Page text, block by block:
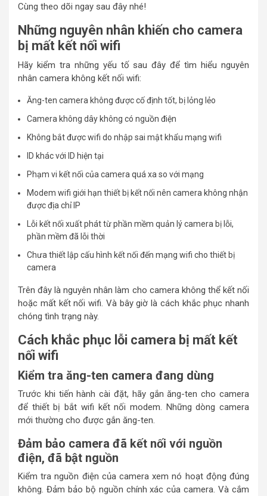
Cùng theo dõi ngay sau đây nhé!
Những nguyên nhân khiến cho camera
bị mất kết nối wifi
Hãy kiểm tra những yếu tố sau đây để tìm hiểu nguyên
nhân camera không kết nối wifi:
Ăng-ten camera không được cố định tốt, bị lỏng lẻo
Camera không dây không có nguồn điện
Không bắt được wifi do nhập sai mật khẩu mạng wifi
ID khác với ID hiện tại
Phạm vi kết nối của camera quá xa so với mạng
Modem wifi giới hạn thiết bị kết nối nên camera không nhận
được địa chỉ IP
Lỗi kết nối xuất phát từ phần mềm quản lý camera bị lỗi,
phần mềm đã lỗi thời
Chưa thiết lập cấu hình kết nối đến mạng wifi cho thiết bị
camera
Trên đây là nguyên nhân làm cho camera không thể kết nối
hoặc mất kết nối wifi. Và bây giờ là cách khắc phục nhanh
chóng tình trạng này.
Cách khắc phục lỗi camera bị mất kết
nối wifi
Kiểm tra ăng-ten camera đang dùng
Trước khi tiến hành cài đặt, hãy gắn ăng-ten cho camera
để thiết bị bắt wifi kết nối modem. Những dòng camera
mới thường cho được gắn ăng-ten.
Đảm bảo camera đã kết nối với nguồn
điện, đã bật nguồn
Kiểm tra nguồn điện của camera xem nó hoạt động đúng
không. Đảm bảo bộ nguồn chính xác của camera. Và cắm